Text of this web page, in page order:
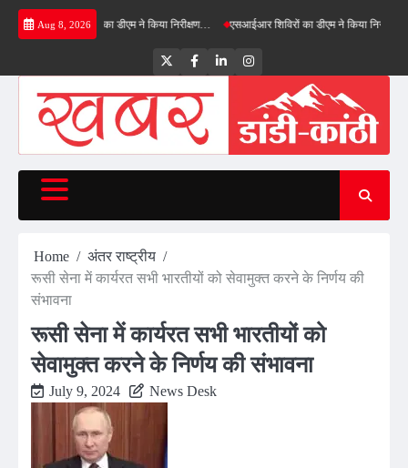
Skip
Aug 8, 2026
बाईपास का डीएम ने किया निरीक्षण… एसआईआर शिविरों का डीएम ने किया निरीक्षण,
TwitterFacebookLinkedInInstagram
Home
अंतर राष्ट्रीय
रूसी सेना में कार्यरत सभी भारतीयों को सेवामुक्त करने के निर्णय की
संभावना
रूसी सेना में कार्यरत सभी भारतीयों को
सेवामुक्त करने के निर्णय की संभावना
July 9, 2024 News Desk